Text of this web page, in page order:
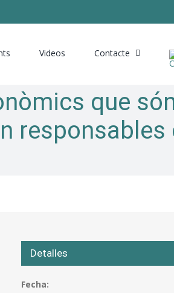
Videos Contacte
que
responsables
Detalles
Fecha: